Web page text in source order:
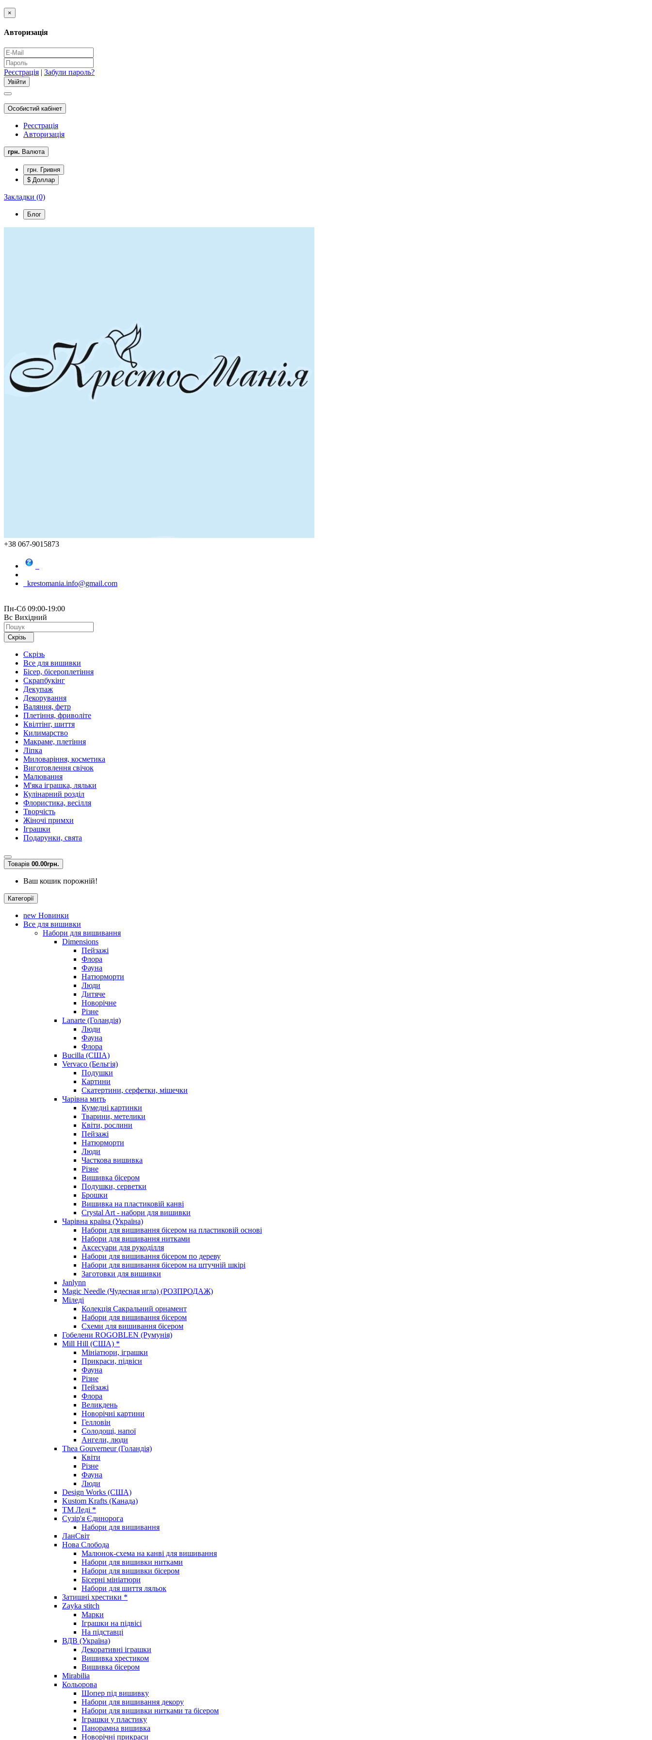
×
Авторизація
Реєстрація | Забули пароль?
Особистий кабінет
Реєстрація
Авторизація
грн. Валюта
грн. Гривня
$ Доллар
Закладки (0)
Блог
+38 067-9015873
krestomania.info@gmail.com
Пн-Сб 09:00-19:00
Вс Вихідний
Скрізь
Скрізь
Все для вишивки
Бісер, бісероплетіння
Скрапбукінг
Декупаж
Декорування
Валяння, фетр
Плетіння, фриволіте
Квілтінг, шиття
Килимарство
Макраме, плетіння
Ліпка
Миловаріння, косметика
Виготовлення свічок
Малювання
М'яка іграшка, ляльки
Кулінарний розділ
Флористика, весілля
Творчість
Жіночі примхи
Іграшки
Подарунки, свята
Товарів 00.00грн.
Ваш кошик порожній!
Категорії
new Новинки
Все для вишивки
Набори для вишивання
Dimensions
Пейзажі
Флора
Фауна
Натюрморти
Люди
Дитяче
Новорічне
Різне
Lanarte (Голандія)
Люди
Фауна
Флора
Bucilla (США)
Vervaco (Бельгія)
Подушки
Картини
Скатертини, серфетки, мішечки
Чарiвна мить
Кумедні картинки
Тварини, метелики
Квіти, рослини
Пейзажі
Натюрморти
Люди
Часткова вишивка
Різне
Вишивка бісером
Подушки, серветки
Брошки
Вишивка на пластиковій канві
Crystal Art - набори для вишивки
Чарівна країна (Україна)
Набори для вишивання бісером на пластиковій основі
Набори для вишивання нитками
Аксесуари для рукоділля
Набори для вишивання бісером по дереву
Набори для вишивання бісером на штучній шкірі
Заготовки для вишивки
Janlynn
Magic Needle (Чудесная игла) (РОЗПРОДАЖ)
Міледі
Колекція Сакральний орнамент
Набори для вишивання бісером
Схеми для вишивання бісером
Гобелени ROGOBLEN (Румунія)
Mill Hill (США) *
Мініатюри, іграшки
Прикраси, підвіси
Фауна
Різне
Пейзажі
Флора
Великдень
Новорічні картини
Гелловін
Солодощі, напої
Ангели, люди
Thea Gouverneur (Голандія)
Квіти
Різне
Фауна
Люди
Design Works (США)
Kustom Krafts (Канада)
ТМ Леді *
Сузір'я Єдинорога
Набори для вишивання
ЛанСвіт
Нова Слобода
Малюнок-схема на канві для вишивання
Набори для вишивки нитками
Набори для вишивки бісером
Бісерні мініатюри
Набори для шиття ляльок
Затишні хрестики *
Zayka stitch
Марки
Іграшки на підвісі
На підставці
ВДВ (Україна)
Декоративні іграшки
Вишивка хрестиком
Вишивка бісером
Mirabilia
Кольорова
Шопер під вишивку
Набори для вишивання декору
Набори для вишивки нитками та бісером
Іграшки у пластику
Панорамна вишивка
Новорічні прикраси